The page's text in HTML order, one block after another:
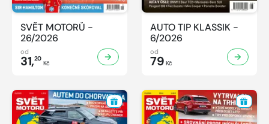
SVĚT MOTORŮ -
26/2026
od
31,20
Kč
AUTO TIP KLASSIK -
6/2026
od
79 Kč